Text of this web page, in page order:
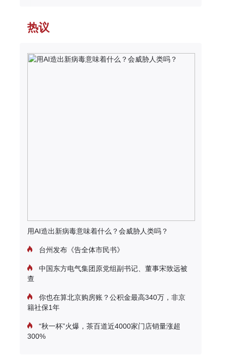
热议
用AI造出新病毒意味着什么？会威胁人类吗？
台州发布《告全体市民书》
中国东方电气集团原党组副书记、董事宋致远被
查
你也在算北京购房账？公积金最高340万，非京
籍社保1年
“秋一杯”火爆，茶百道近4000家门店销量涨超
300%